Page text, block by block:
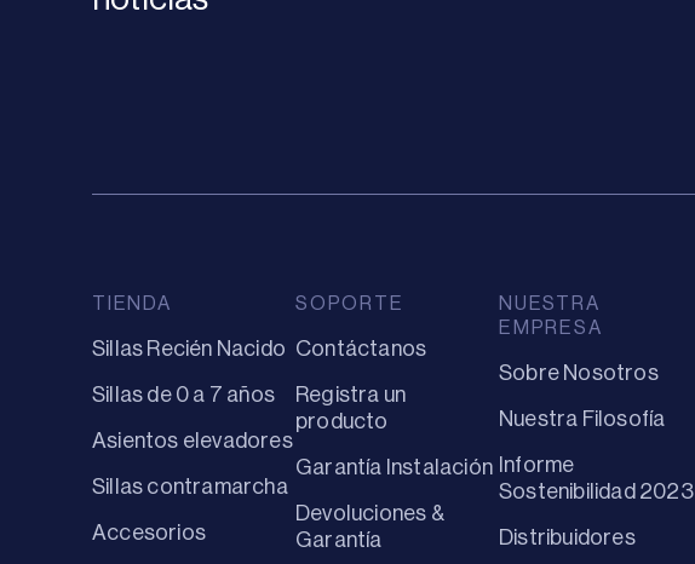
TIENDA
Sillas Recién Nacido
Sillas de 0 a 7 años
Asientos elevadores
Sillas contramarcha
Accesorios
SOPORTE
Contáctanos
Registra un
producto
Garantía Instalación
Devoluciones &
Garantía
NUESTRA
EMPRESA
Sobre Nosotros
Nuestra Filosofía
Informe
Sostenibilidad 2023
Distribuidores